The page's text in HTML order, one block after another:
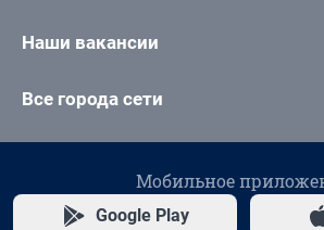
Наши вакансии
Все города сети
Мобильное
Google Play